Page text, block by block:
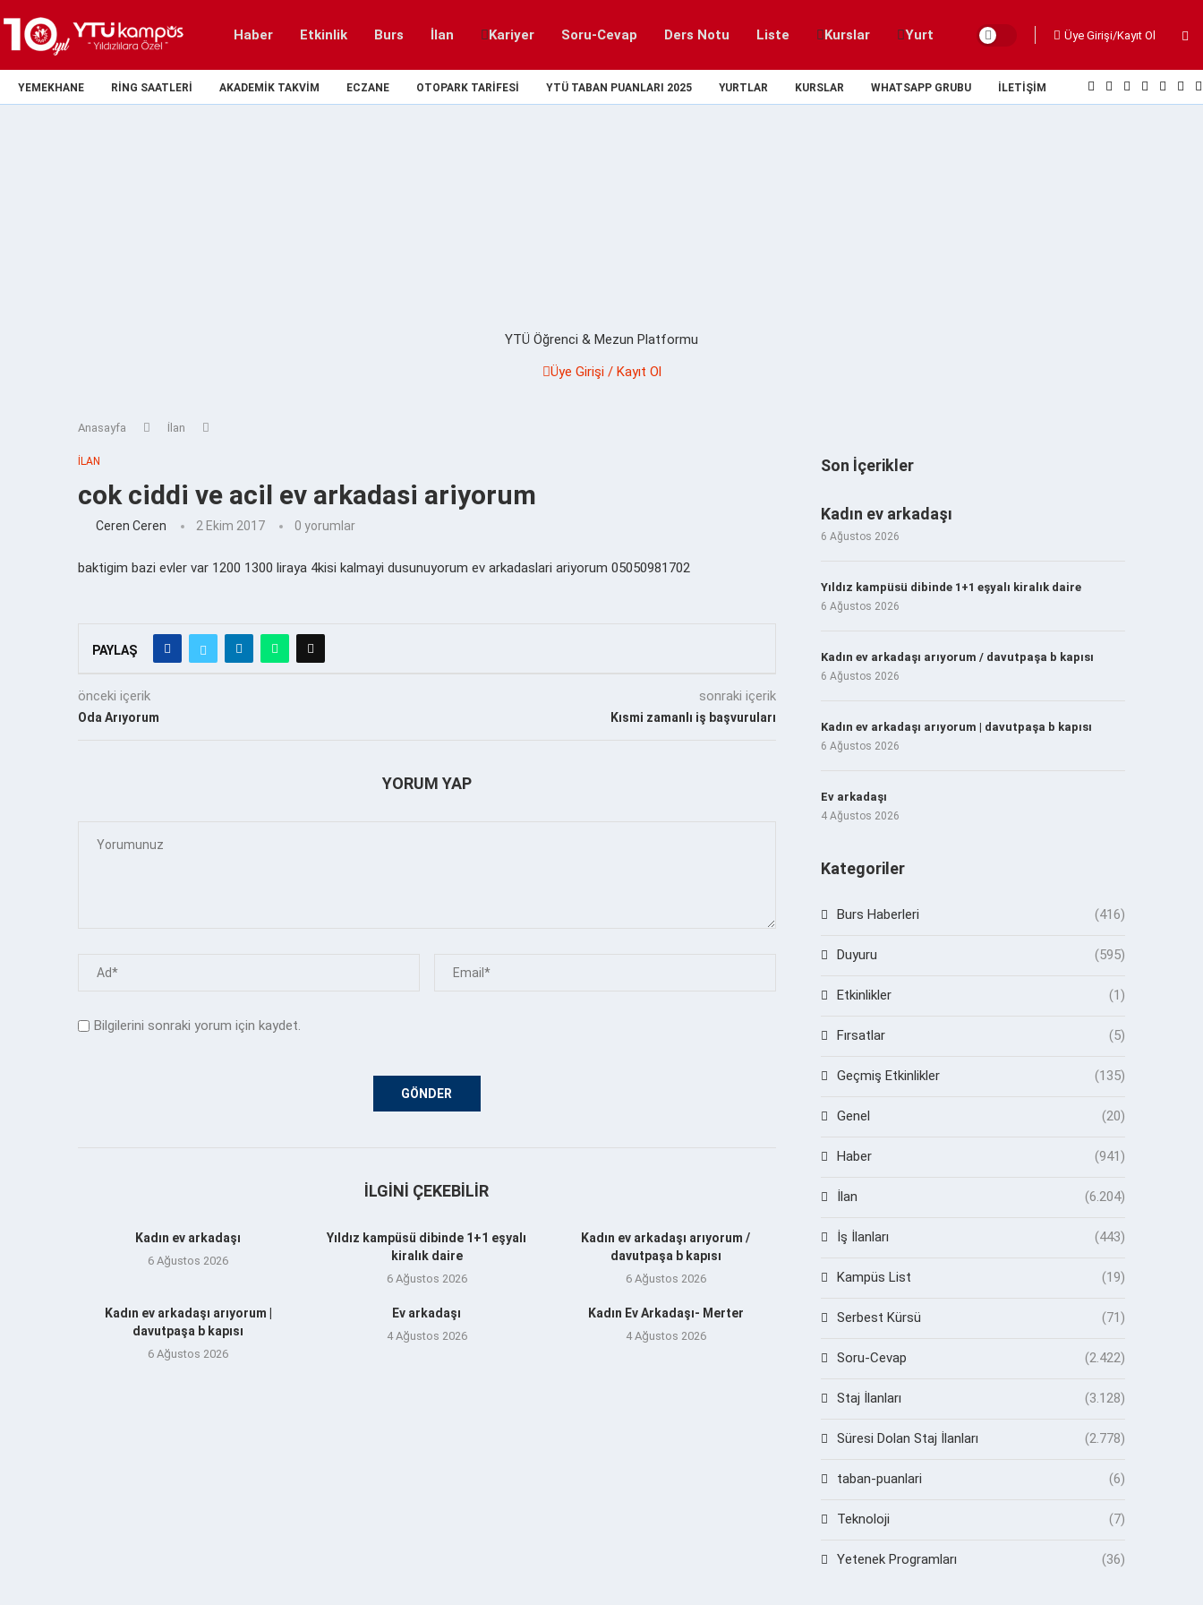
Haber Etkinlik Burs İlan Kariyer Soru-Cevap Ders Notu Liste Kurslar Yurt Üye Girişi/Kayıt Ol
YEMEKHANE RING SAATLERI AKADEMIK TAKVIM ECZANE OTOPARK TARIFESI YTÜ TABAN PUANLARI 2025 YURTLAR KURSLAR WHATSAPP GRUBU İLETIŞIM
YTÜ Öğrenci & Mezun Platformu
Üye Girişi / Kayıt Ol
Anasayfa İlan
İLAN
cok ciddi ve acil ev arkadasi ariyorum
Ceren Ceren 2 Ekim 2017 0 yorumlar
baktigim bazi evler var 1200 1300 liraya 4kisi kalmayi dusunuyorum ev arkadaslari ariyorum 05050981702
PAYLAŞ
önceki içerik
Oda Arıyorum
sonraki içerik
Kısmi zamanlı iş başvuruları
YORUM YAP
Bilgilerini sonraki yorum için kaydet.
İLGINI ÇEKEBILIR
Kadın ev arkadaşı
6 Ağustos 2026
Yıldız kampüsü dibinde 1+1 eşyalı
kiralık daire
6 Ağustos 2026
Kadın ev arkadaşı arıyorum /
davutpaşa b kapısı
6 Ağustos 2026
Kadın ev arkadaşı arıyorum |
davutpaşa b kapısı
6 Ağustos 2026
Ev arkadaşı
4 Ağustos 2026
Kadın Ev Arkadaşı- Merter
4 Ağustos 2026
Son İçerikler
Kadın ev arkadaşı
6 Ağustos 2026
Yıldız kampüsü dibinde 1+1 eşyalı kiralık daire
6 Ağustos 2026
Kadın ev arkadaşı arıyorum / davutpaşa b kapısı
6 Ağustos 2026
Kadın ev arkadaşı arıyorum | davutpaşa b kapısı
6 Ağustos 2026
Ev arkadaşı
4 Ağustos 2026
Kategoriler
Burs Haberleri (416)
Duyuru (595)
Etkinlikler (1)
Fırsatlar (5)
Geçmiş Etkinlikler (135)
Genel (20)
Haber (941)
İlan (6.204)
İş İlanları (443)
Kampüs List (19)
Serbest Kürsü (71)
Soru-Cevap (2.422)
Staj İlanları (3.128)
Süresi Dolan Staj İlanları (2.778)
taban-puanlari (6)
Teknoloji (7)
Yetenek Programları (36)